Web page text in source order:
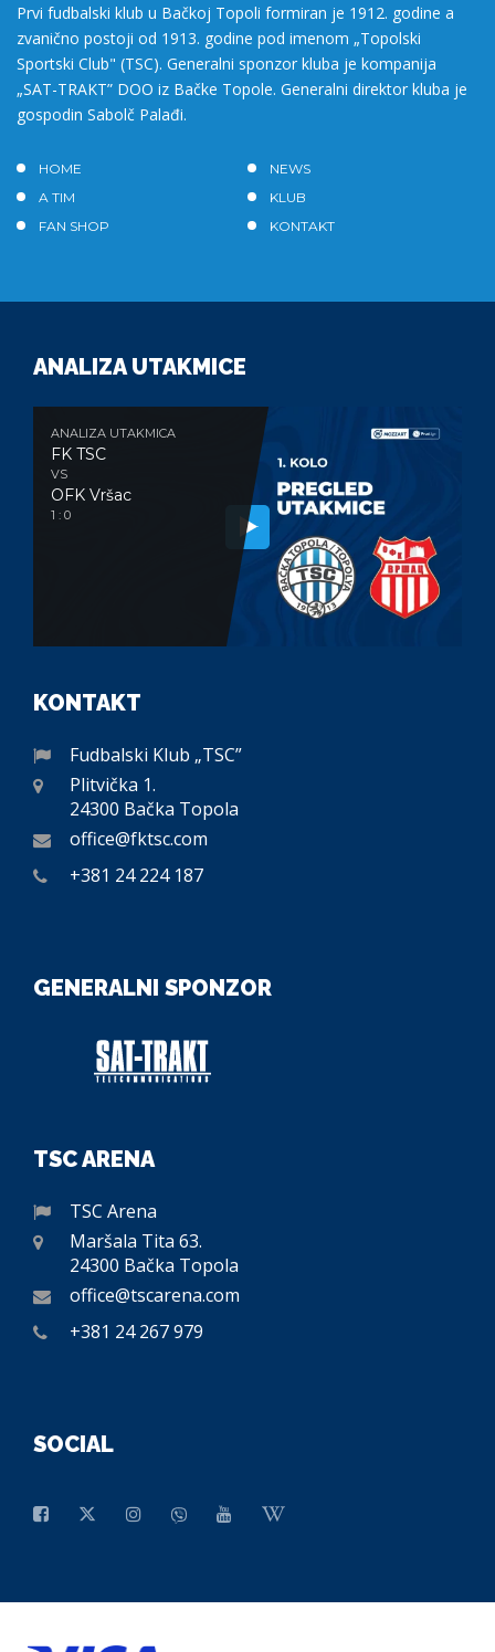
Prvi fudbalski klub u Bačkoj Topoli formiran je 1912. godine a
zvanično postoji od 1913. godine pod imenom „Topolski
Sportski Club" (TSC). Generalni sponzor kluba je kompanija
„SAT-TRAKT” DOO iz Bačke Topole. Generalni direktor kluba je
gospodin Sabolč Palađi.
HOME
NEWS
A TIM
KLUB
FAN SHOP
KONTAKT
ANALIZA UTAKMICE
ANALIZA UTAKMICA
FK TSC
VS
OFK Vršac
1 : 0
KONTAKT
Fudbalski Klub „TSC”
Plitvička 1.
24300 Bačka Topola
office@fktsc.com
+381 24 224 187
GENERALNI SPONZOR
TSC ARENA
TSC Arena
Maršala Tita 63.
24300 Bačka Topola
office@tscarena.com
+381 24 267 979
SOCIAL